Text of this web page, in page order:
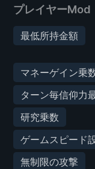
プレイヤーMod
最低所持金額
マネーゲイン乗
ターン毎信仰力
研究乗数
ゲームスピード
無制限の攻撃